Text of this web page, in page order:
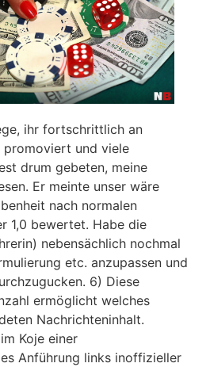
ihr fortschrittlich an
promoviert und viele
drum gebeten, meine
Er meinte unser wäre
nach normalen
1,0 bewertet. Habe die
nebensächlich nochmal
etc. anzupassen und
6) Diese
ermöglicht welches
Nachrichteninhalt.
Koje einer
Anführung links inoffizieller